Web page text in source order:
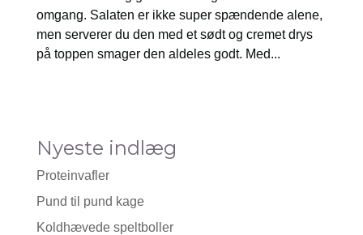
omgang. Salaten er ikke super spændende alene,
men serverer du den med et sødt og cremet drys
på toppen smager den aldeles godt. Med...
Nyeste indlæg
Proteinvafler
Pund til pund kage
Koldhævede speltboller